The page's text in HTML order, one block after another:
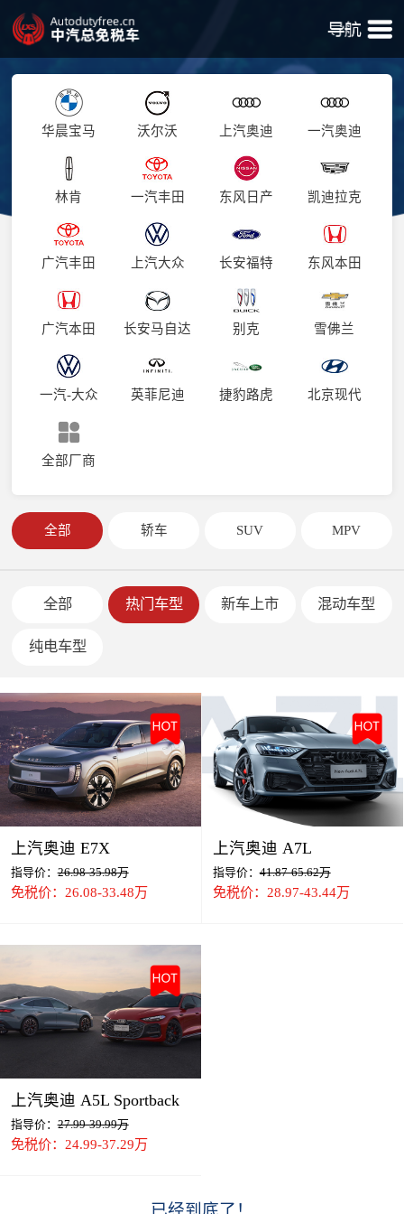
华晨宝马 沃尔沃 上汽奥迪 一汽奥迪
林肯 一汽丰田 东风日产 凯迪拉克
广汽丰田 上汽大众 长安福特 东风本田
广汽本田 长安马自达 别克 雪佛兰
一汽-大众 英菲尼迪 捷豹路虎 北京现代
全部厂商
全部 轿车 SUV MPV
全部 热门车型 新车上市 混动车型
纯电车型
上汽奥迪 E7X
指导价：26.98-35.98万
免税价：26.08-33.48万
上汽奥迪 A7L
指导价：41.87-65.62万
免税价：28.97-43.44万
上汽奥迪 A5L Sportback
指导价：27.99-39.99万
免税价：24.99-37.29万